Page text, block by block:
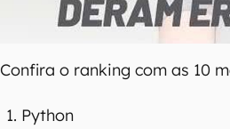
00:00/21:11
Confira o ranking com as 10
Python